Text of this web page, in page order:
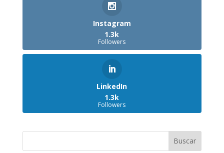
Instagram
1.3k
Followers
LinkedIn
1.3k
Followers